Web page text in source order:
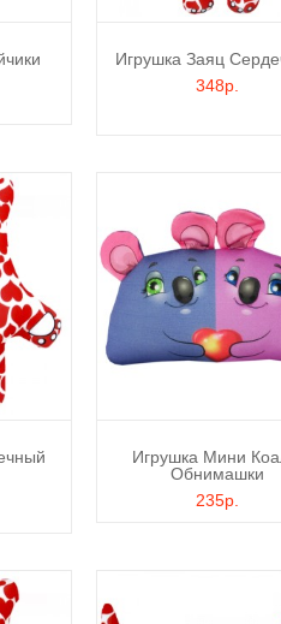
Игрушка Заяц
348р.
Игрушка Мини
Обнимашки
235р.